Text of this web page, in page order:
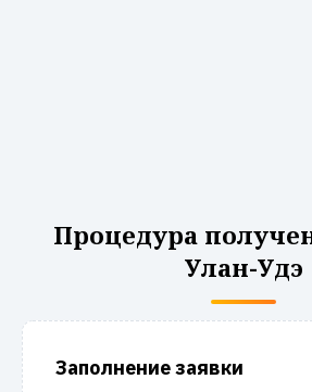
Процедура
Улан-Удэ
Заполнение заявки